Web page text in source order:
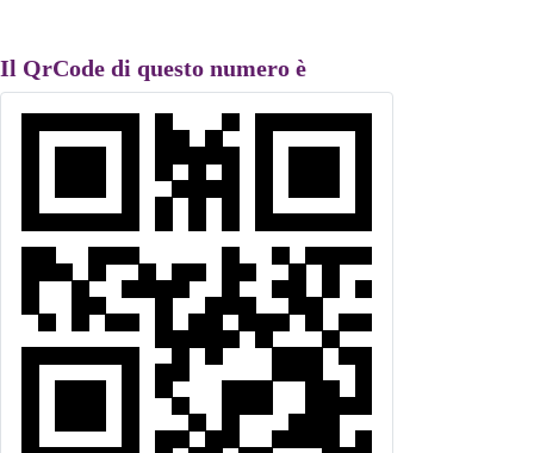
Il QrCode di questo numero è